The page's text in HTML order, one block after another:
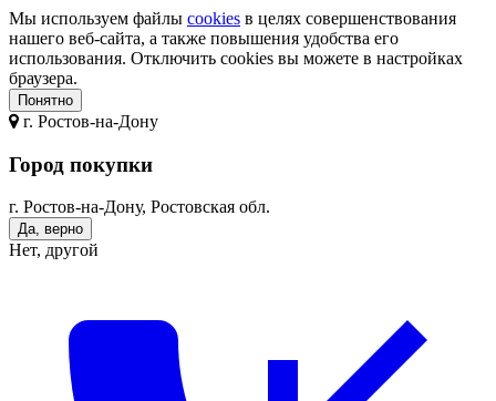
Мы используем файлы cookies в целях совершенствования
нашего веб-сайта, а также повышения удобства его
использования. Отключить cookies вы можете в настройках
браузера.
Понятно
г. Ростов-на-Дону
Город покупки
г. Ростов-на-Дону, Ростовская обл.
Да, верно
Нет, другой